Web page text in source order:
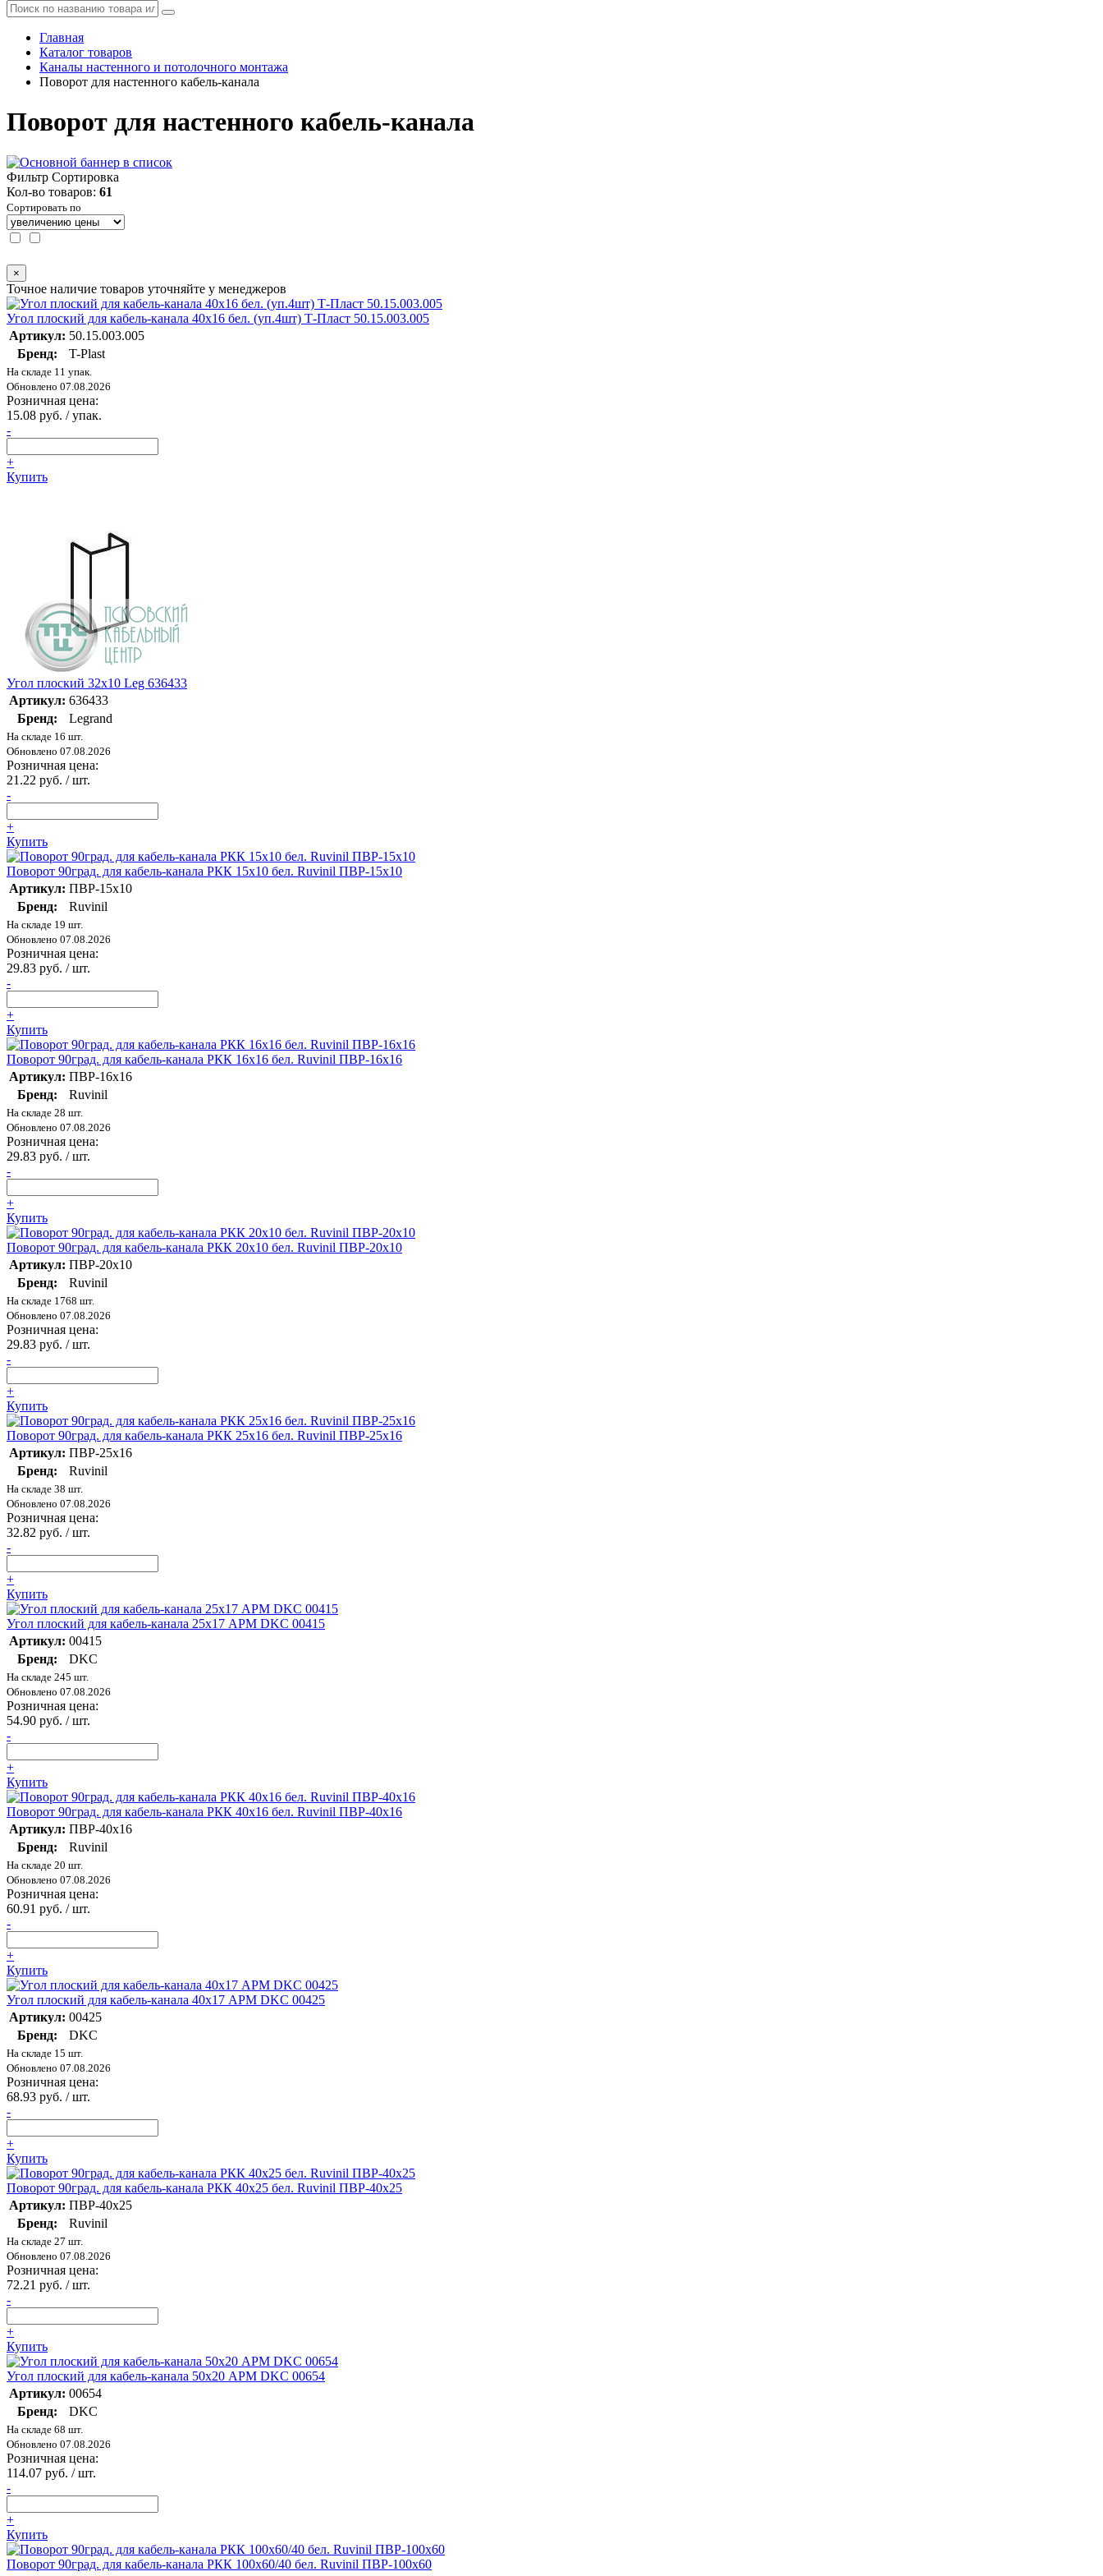
Главная
Каталог товаров
Каналы настенного и потолочного монтажа
Поворот для настенного кабель-канала
Поворот для настенного кабель-канала
Фильтр Сортировка
Кол-во товаров: 61
Сортировать по
×
Точное наличие товаров уточняйте у менеджеров
Угол плоский для кабель-канала 40х16 бел. (уп.4шт) Т-Пласт 50.15.003.005
Артикул: 50.15.003.005
Бренд:
T-Plast
На складе 11 упак.
Обновлено 07.08.2026
Розничная цена:
15.08 руб. / упак.
-
+
Купить
Угол плоский 32х10 Leg 636433
Артикул: 636433
Бренд:
Legrand
На складе 16 шт.
Обновлено 07.08.2026
Розничная цена:
21.22 руб. / шт.
-
+
Купить
Поворот 90град. для кабель-канала РКК 15х10 бел. Ruvinil ПВР-15х10
Артикул: ПВР-15х10
Бренд:
Ruvinil
На складе 19 шт.
Обновлено 07.08.2026
Розничная цена:
29.83 руб. / шт.
-
+
Купить
Поворот 90град. для кабель-канала РКК 16х16 бел. Ruvinil ПВР-16х16
Артикул: ПВР-16х16
Бренд:
Ruvinil
На складе 28 шт.
Обновлено 07.08.2026
Розничная цена:
29.83 руб. / шт.
-
+
Купить
Поворот 90град. для кабель-канала РКК 20х10 бел. Ruvinil ПВР-20х10
Артикул: ПВР-20х10
Бренд:
Ruvinil
На складе 1768 шт.
Обновлено 07.08.2026
Розничная цена:
29.83 руб. / шт.
-
+
Купить
Поворот 90град. для кабель-канала РКК 25х16 бел. Ruvinil ПВР-25х16
Артикул: ПВР-25х16
Бренд:
Ruvinil
На складе 38 шт.
Обновлено 07.08.2026
Розничная цена:
32.82 руб. / шт.
-
+
Купить
Угол плоский для кабель-канала 25х17 APM DKC 00415
Артикул: 00415
Бренд:
DKC
На складе 245 шт.
Обновлено 07.08.2026
Розничная цена:
54.90 руб. / шт.
-
+
Купить
Поворот 90град. для кабель-канала РКК 40х16 бел. Ruvinil ПВР-40х16
Артикул: ПВР-40х16
Бренд:
Ruvinil
На складе 20 шт.
Обновлено 07.08.2026
Розничная цена:
60.91 руб. / шт.
-
+
Купить
Угол плоский для кабель-канала 40х17 APM DKC 00425
Артикул: 00425
Бренд:
DKC
На складе 15 шт.
Обновлено 07.08.2026
Розничная цена:
68.93 руб. / шт.
-
+
Купить
Поворот 90град. для кабель-канала РКК 40х25 бел. Ruvinil ПВР-40х25
Артикул: ПВР-40х25
Бренд:
Ruvinil
На складе 27 шт.
Обновлено 07.08.2026
Розничная цена:
72.21 руб. / шт.
-
+
Купить
Угол плоский для кабель-канала 50х20 APM DKC 00654
Артикул: 00654
Бренд:
DKC
На складе 68 шт.
Обновлено 07.08.2026
Розничная цена:
114.07 руб. / шт.
-
+
Купить
Поворот 90град. для кабель-канала РКК 100х60/40 бел. Ruvinil ПВР-100х60